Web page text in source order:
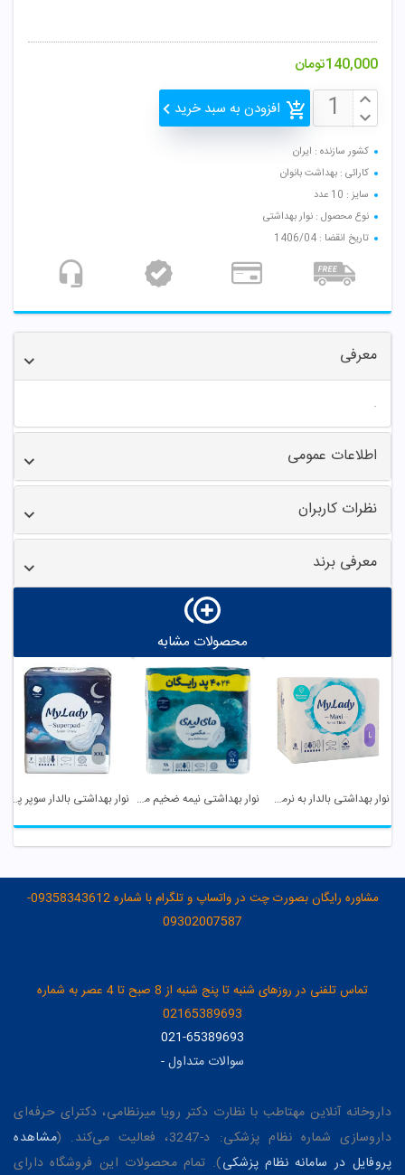
140,000تومان
افزودن به سبد خرید
کشور سازنده : ایران
کارائی : بهداشت بانوان
سایز : 10 عدد
نوع محصول : نوار بهداشتی
تاریخ انقضا : 1406/04
معرفی
.
اطلاعات عمومی
نظرات کاربران
معرفی برند
محصولات مشابه
نوار بهداشتی بالدار به نرمی ابریشم مکسی مای لیدی نوار بهداشتی نیمه ضخیم مشبک مکسی مای لیدی نوار بهداشتی بالدار سوپر پد نیمه ضخیم مشبک ...
مشاوره رایگان بصورت چت در واتساپ و تلگرام با شماره 09358343612-
09302007587
تماس تلفنی در روزهای شنبه تا پنج شنبه از 8 صبح تا 4 عصر به شماره
02165389693
021-65389693
سوالات متداول-
داروخانه آنلاین مهتاطب با نظارت دکتر رویا میرنظامی، دکترای حرفه‌ای
داروسازی شماره نظام پزشکی: د-3247، فعالیت می‌کند. (
مشاهده
پروفایل در سامانه نظام پزشکی). تمام محصولات این فروشگاه دارای